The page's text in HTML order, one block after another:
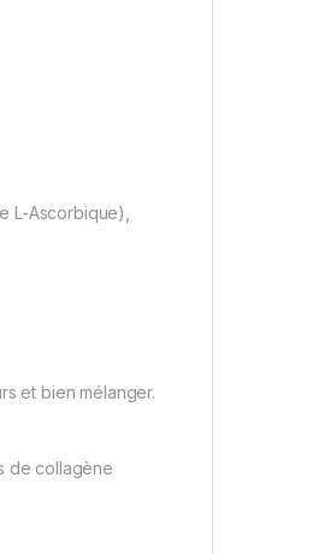
L-Ascorbique),
et bien mélanger.
de collagène